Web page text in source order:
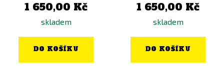
1 650,00 Kč
skladem
DO KOŠÍKU
1 650,00 Kč
skladem
DO KOŠÍKU